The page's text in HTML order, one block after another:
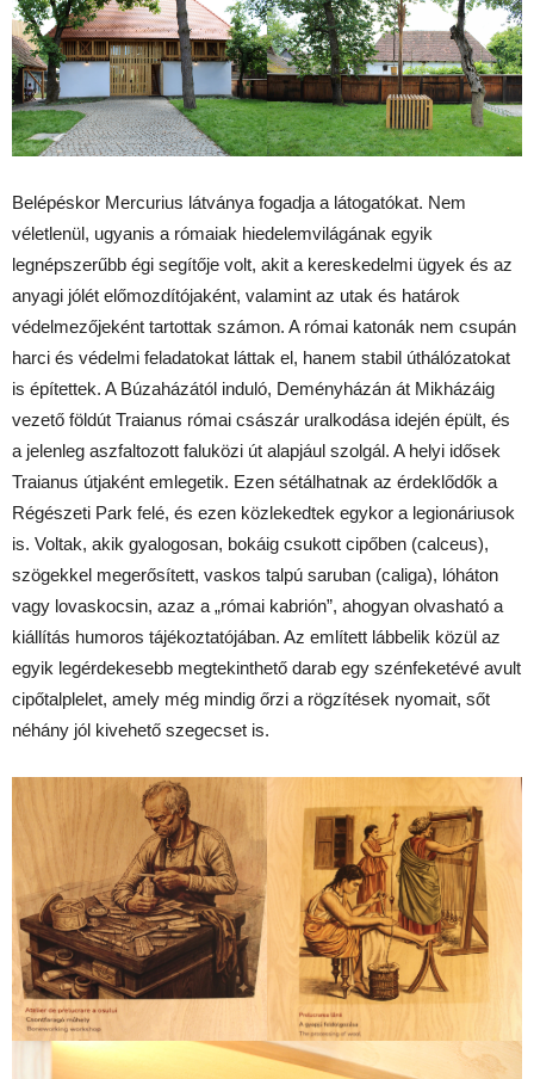
Belépéskor Mercurius látványa fogadja a látogatókat. Nem
véletlenül, ugyanis a rómaiak hiedelemvilágának egyik
legnépszerűbb égi segítője volt, akit a kereskedelmi ügyek és az
anyagi jólét előmozdítójaként, valamint az utak és határok
védelmezőjeként tartottak számon. A római katonák nem csupán
harci és védelmi feladatokat láttak el, hanem stabil úthálózatokat
is építettek. A Búzaházától induló, Deményházán át Mikházáig
vezető földút Traianus római császár uralkodása idején épült, és
a jelenleg aszfaltozott faluközi út alapjául szolgál. A helyi idősek
Traianus útjaként emlegetik. Ezen sétálhatnak az érdeklődők a
Régészeti Park felé, és ezen közlekedtek egykor a legionáriusok
is. Voltak, akik gyalogosan, bokáig csukott cipőben (calceus),
szögekkel megerősített, vaskos talpú saruban (caliga), lóháton
vagy lovaskocsin, azaz a „római kabrión”, ahogyan olvasható a
kiállítás humoros tájékoztatójában. Az említett lábbelik közül az
egyik legérdekesebb megtekinthető darab egy szénfeketévé avult
cipőtalplelet, amely még mindig őrzi a rögzítések nyomait, sőt
néhány jól kivehető szegecset is.